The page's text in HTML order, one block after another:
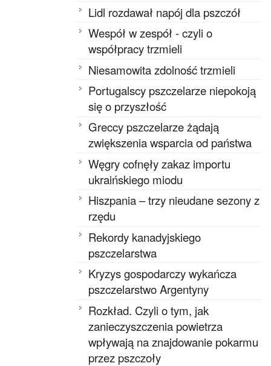
Lidl rozdawał napój dla pszczół
Wespół w zespół - czyli o
współpracy trzmieli
Niesamowita zdolność trzmieli
Portugalscy pszczelarze niepokoją
się o przyszłość
Greccy pszczelarze żądają
zwiększenia wsparcia od państwa
Węgry cofnęły zakaz importu
ukraińskiego miodu
Hiszpania – trzy nieudane sezony z
rzędu
Rekordy kanadyjskiego
pszczelarstwa
Kryzys gospodarczy wykańcza
pszczelarstwo Argentyny
Rozkład. Czyli o tym, jak
zanieczyszczenia powietrza
wpływają na znajdowanie pokarmu
przez pszczoły